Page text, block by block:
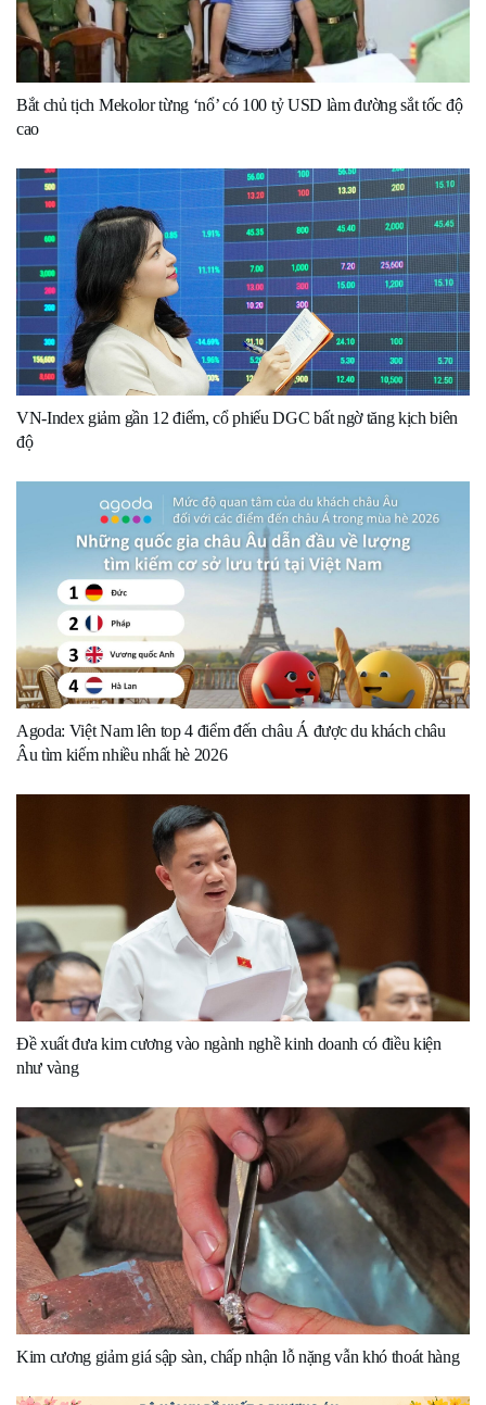
Bắt chủ tịch Mekolor từng ‘nổ’ có 100 tỷ USD làm đường sắt tốc độ
cao
VN-Index giảm gần 12 điểm, cổ phiếu DGC bất ngờ tăng kịch biên
độ
Agoda: Việt Nam lên top 4 điểm đến châu Á được du khách châu
Âu tìm kiếm nhiều nhất hè 2026
Đề xuất đưa kim cương vào ngành nghề kinh doanh có điều kiện
như vàng
Kim cương giảm giá sập sàn, chấp nhận lỗ nặng vẫn khó thoát hàng